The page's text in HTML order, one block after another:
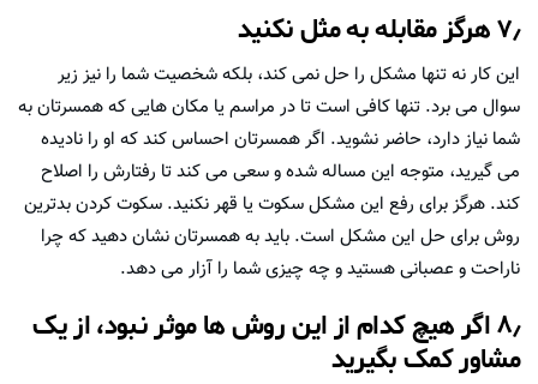
۷٫ هرگز مقابله به مثل نکنید
این کار نه تنها مشکل را حل نمی کند، بلکه شخصیت شما را نیز زیر
سوال می برد. تنها کافی است تا در مراسم یا مکان هایی که همسرتان به
شما نیاز دارد، حاضر نشوید. اگر همسرتان احساس کند که او را نادیده
می گیرید، متوجه این مساله شده و سعی می کند تا رفتارش را اصلاح
کند. هرگز برای رفع این مشکل سکوت یا قهر نکنید. سکوت کردن بدترین
روش برای حل این مشکل است. باید به همسرتان نشان دهید که چرا
ناراحت و عصبانی هستید و چه چیزی شما را آزار می دهد.
۸٫ اگر هیچ کدام از این روش ها موثر نبود، از یک
مشاور کمک بگیرید